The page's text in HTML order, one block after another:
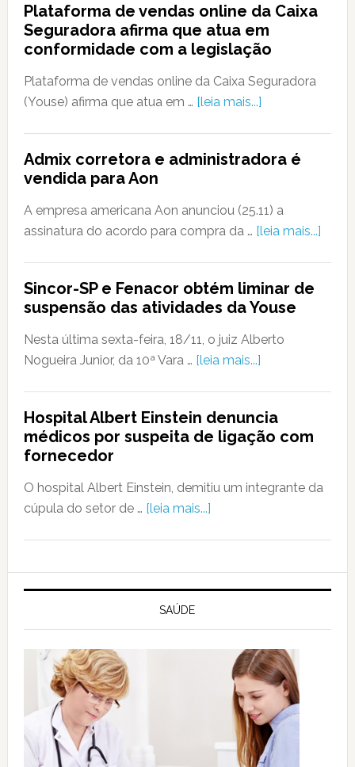
Plataforma de vendas online da Caixa
Seguradora afirma que atua em
conformidade com a legislação
Plataforma de vendas online da Caixa Seguradora
(Youse) afirma que atua em … [leia mais...]
Admix corretora e administradora é
vendida para Aon
A empresa americana Aon anunciou (25.11) a
assinatura do acordo para compra da … [leia mais...]
Sincor-SP e Fenacor obtém liminar de
suspensão das atividades da Youse
Nesta última sexta-feira, 18/11, o juiz Alberto
Nogueira Junior, da 10ª Vara … [leia mais...]
Hospital Albert Einstein denuncia
médicos por suspeita de ligação com
fornecedor
O hospital Albert Einstein, demitiu um integrante da
cúpula do setor de … [leia mais...]
SAÚDE